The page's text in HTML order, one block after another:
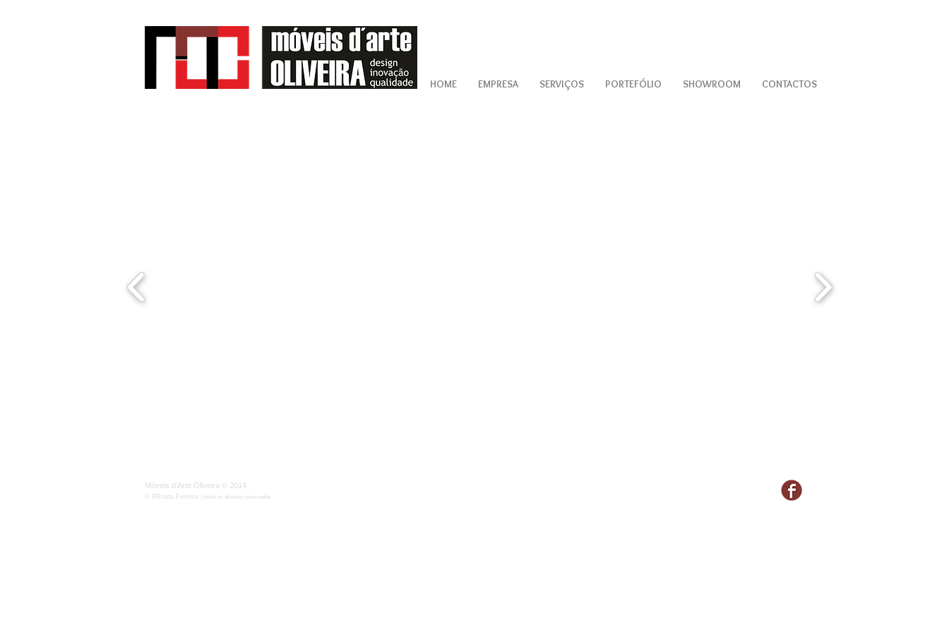
HOME EMPRESA SERVIÇOS PORTEFÓLIO SHOWROOM CONTACTOS
Móveis d'Arte Oliveira © 2014
© REnata Ferreira | todos os direitos reservados